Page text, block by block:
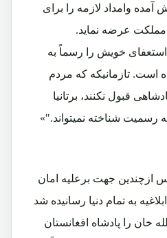
آمده وامداد لازمه را برای
مملکت عرضه نماید.
خویش را رسماً به
است. تازمانیکه که مردم
قبول نکنند، برتانیا
رسمیت شناخته نمیتواند."»
ازچندین جهت برعلیه امان
به تمام دنیا رسانیده شد
خان را پادشاه افغانستان